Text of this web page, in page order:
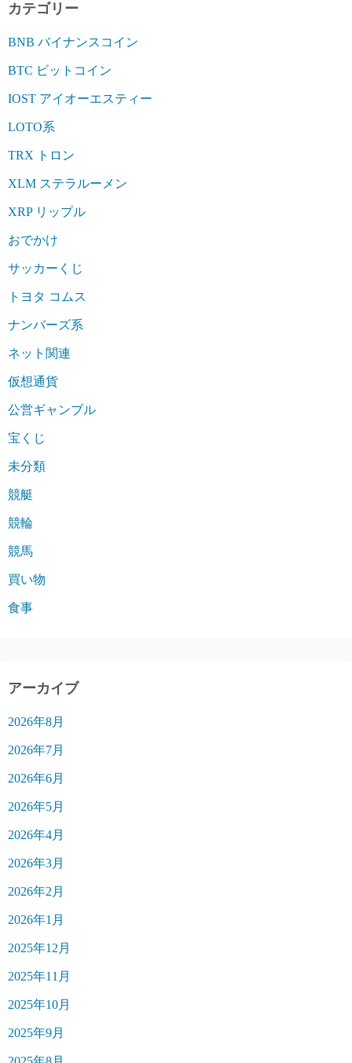
カテゴリー
BNB バイナンスコイン
BTC ビットコイン
IOST アイオーエスティー
LOTO系
TRX トロン
XLM ステラルーメン
XRP リップル
おでかけ
サッカーくじ
トヨタ コムス
ナンバーズ系
ネット関連
仮想通貨
公営ギャンブル
宝くじ
未分類
競艇
競輪
競馬
買い物
食事
アーカイブ
2026年8月
2026年7月
2026年6月
2026年5月
2026年4月
2026年3月
2026年2月
2026年1月
2025年12月
2025年11月
2025年10月
2025年9月